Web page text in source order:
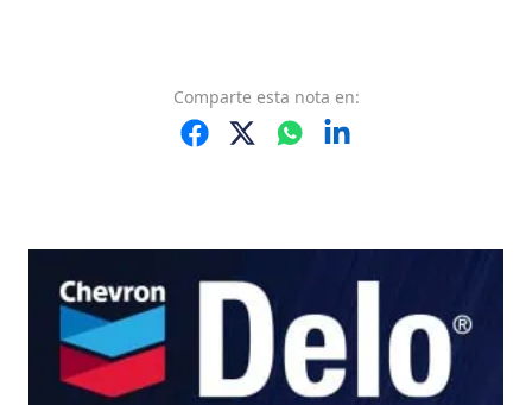
Comparte esta nota en: